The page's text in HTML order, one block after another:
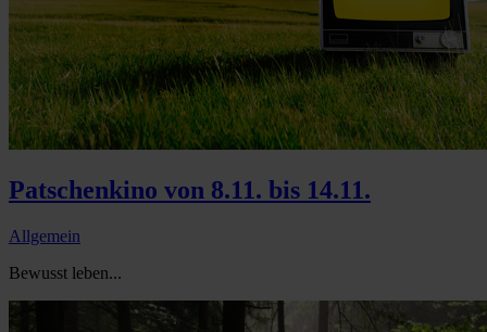
Patschenkino von 8.11. bis 14.11.
Allgemein
Bewusst leben...